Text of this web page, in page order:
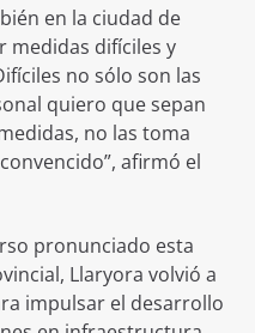
en la ciudad de
medidas difíciles y
no sólo son las
quiero que sepan
no las toma
afirmó el
pronunciado esta
Llaryora volvió a
impulsar el desarrollo